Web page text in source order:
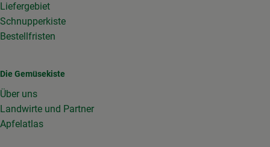
Liefergebiet
Schnupperkiste
Bestellfristen
Die Gemüsekiste
Über uns
Landwirte und Partner
Apfelatlas